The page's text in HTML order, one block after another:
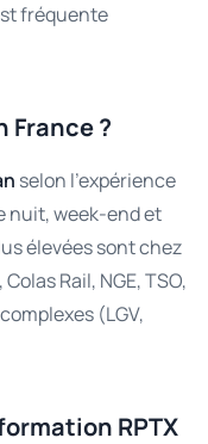
fréquente
France ?
selon l'expérience
nuit, week-end et
élevées sont chez
Rail, NGE, TSO,
(LGV,
RPTX